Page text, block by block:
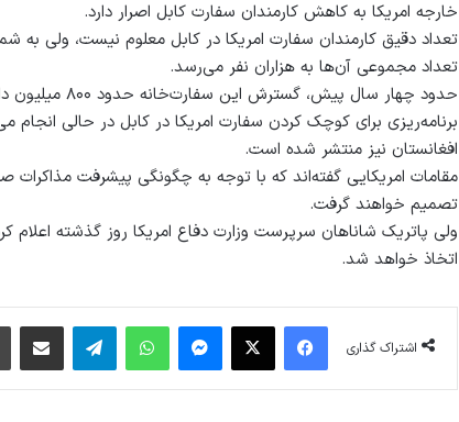
خارجه امریکا به کاهش کارمندان سفارت کابل اصرار دارد.
تعداد دقیق کارمندان سفارت امریکا در کابل معلوم نیست، ولی به
تعداد مجموعی آن‌ها به هزاران نفر می‌رسد.
حدود چهار سال پیش، گسترش این سفارت‌خانه حدود ۸۰۰ میلیون دالر برای امریکا هزینه برداشت.
برنامه‌ریزی برای کوچک کردن سفارت امریکا در کابل در حالی
افغانستان نیز منتشر شده است.
مقامات امریکایی گفته‌اند که با توجه به چگونگی پیشرفت مذاکرات
تصمیم خواهند گرفت.
ولی پاتریک شاناهان سرپرست وزارت دفاع امریکا روز گذشته اعلام
اتخاذ خواهد شد.
اشتراک گذاری
فیس بوک X پیام رسان واتس آپ تلگرام اشتراک گذاری